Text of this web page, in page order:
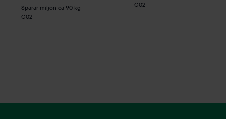
Sparar miljön ca 90 kg
C02
C02